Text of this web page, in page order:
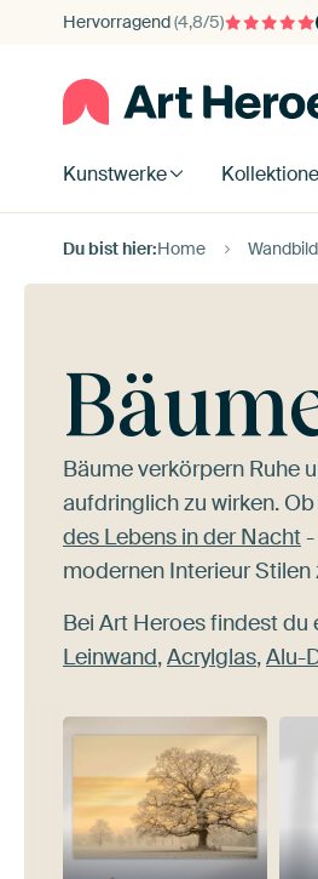
Hervorragend(4,8/5)
Kunstwerke
Du bist hier:Home
Bäume verkörpern Ruhe
aufdringlich zu wirken.
des Lebens in der Nacht-
modernen Interieur
Bei Art Heroes findest
Leinwand,Acrylglas,Alu-